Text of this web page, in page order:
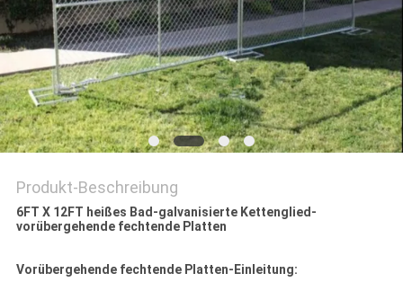
POLICY
Produkt-Beschreibung
6FT X 12FT heißes Bad-galvanisierte Kettenglied-
vorübergehende fechtende Platten
Vorübergehende fechtende Platten-Einleitung: